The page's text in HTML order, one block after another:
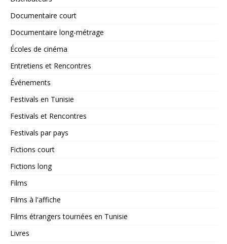
Documentaire court
Documentaire long-métrage
Écoles de cinéma
Entretiens et Rencontres
Événements
Festivals en Tunisie
Festivals et Rencontres
Festivals par pays
Fictions court
Fictions long
Films
Films à l'affiche
Films étrangers tournées en Tunisie
Livres